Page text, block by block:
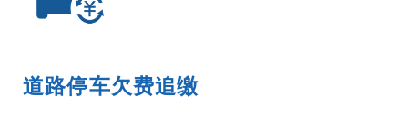
道路停车欠费追缴